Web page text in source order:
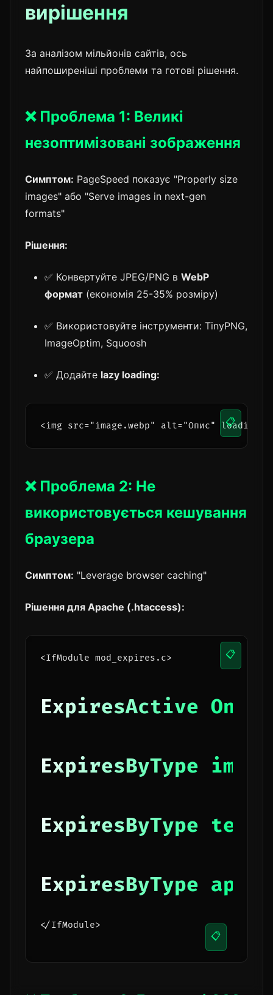
вирішення
За аналізом мільйонів сайтів, ось
найпоширеніші проблеми та готові рішення.
❌ Проблема 1: Великі
незоптимізовані зображення
Симптом: PageSpeed показує "Properly size
images" або "Serve images in next-gen
formats"
Рішення:
✅ Конвертуйте JPEG/PNG в WebP
формат (економія 25-35% розміру)
✅ Використовуйте інструменти: TinyPNG,
ImageOptim, Squoosh
✅ Додайте lazy loading:
<img src="image.webp" alt="Опис" 📋
❌ Проблема 2: Не
використовується кешування
браузера
Симптом: "Leverage browser caching"
Рішення для Apache (.htaccess):
<IfModule mod_expires.c>
ExpiresActive On
ExpiresByType
ExpiresByType
ExpiresByType
</IfModule>
📋
📋